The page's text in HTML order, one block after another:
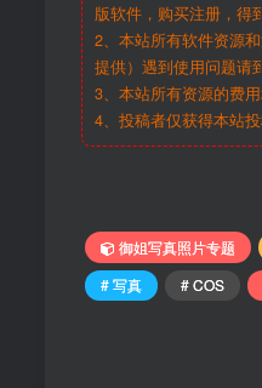
版软件，购买注册，得
2、本站所有软件资源
提供）遇到使用问题请
3、本站所有资源的费
4、投稿者仅获得本站
御姐写真照片专题
# 写真
# COS